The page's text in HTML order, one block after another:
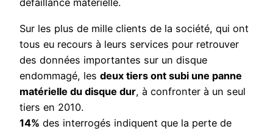
défaillance matérielle.
Sur les plus de mille clients de la société, qui ont
tous eu recours à leurs services pour retrouver
des données importantes sur un disque
endommagé, les deux tiers ont subi une panne
matérielle du disque dur, à confronter à un seul
tiers en 2010.
14% des interrogés indiquent que la perte de